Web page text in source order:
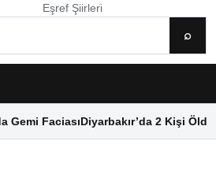
Eşref Şiirleri
⌕
Gemi FaciasıDiyarbakır’da 2 Kişi Öldü